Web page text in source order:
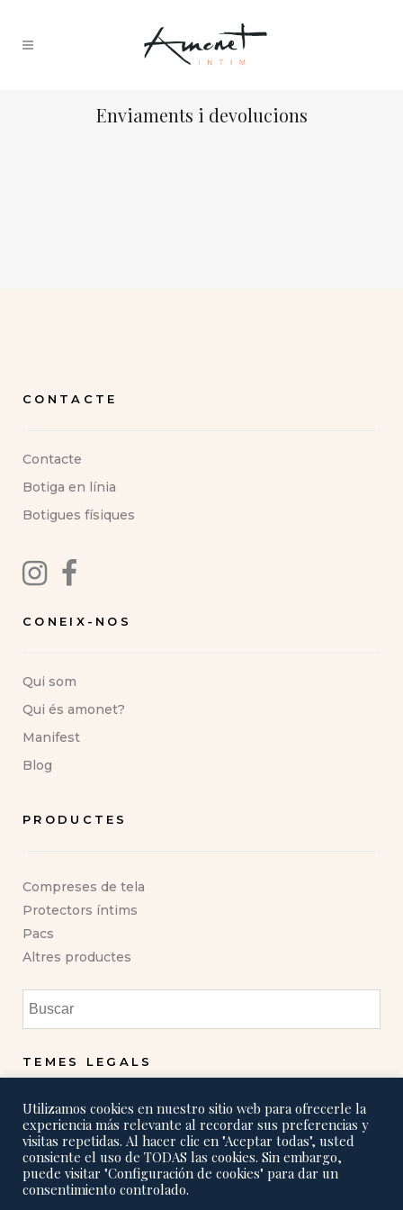
Enviaments i devolucions
CONTACTE
Contacte
Botiga en línia
Botigues físiques
CONEIX-NOS
Qui som
Qui és amonet?
Manifest
Blog
PRODUCTES
Compreses de tela
Protectors íntims
Pacs
Altres productes
TEMES LEGALS
Política de privadesa
Política de cookies
Enviaments i devolucions
Utilizamos cookies en nuestro sitio web para ofrecerle la
experiencia más relevante al recordar sus preferencias y
visitas repetidas. Al hacer clic en "Aceptar todas", usted
consiente el uso de TODAS las cookies. Sin embargo,
puede visitar "Configuración de cookies" para dar un
consentimiento controlado.